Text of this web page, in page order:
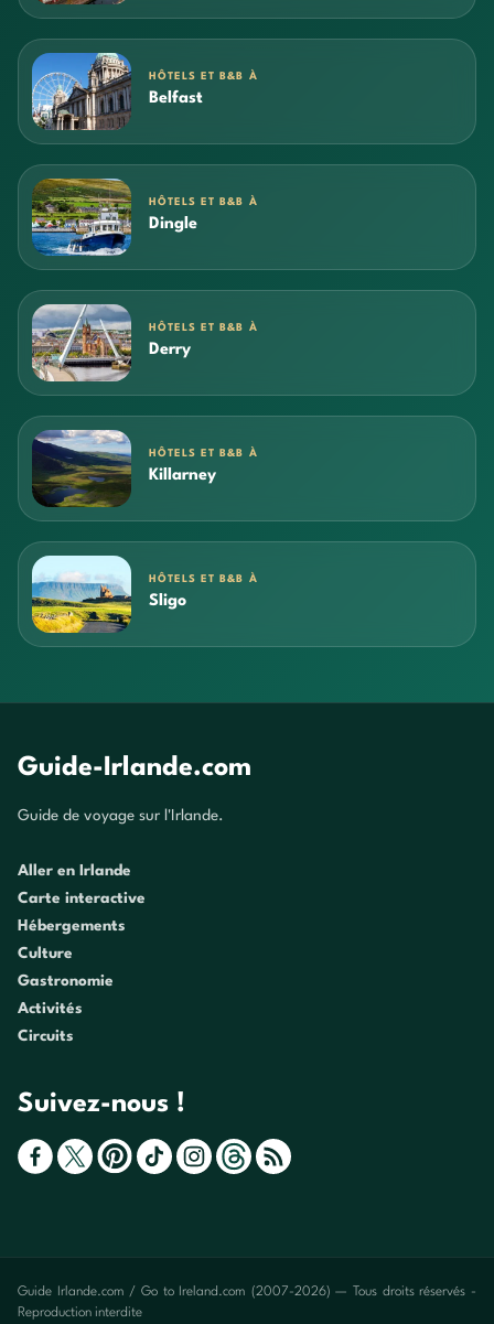
HÔTELS ET B&B À
Belfast
HÔTELS ET B&B À
Dingle
HÔTELS ET B&B À
Derry
HÔTELS ET B&B À
Killarney
HÔTELS ET B&B À
Sligo
Guide-Irlande.com
Guide de voyage sur l'Irlande.
Aller en Irlande
Carte interactive
Hébergements
Culture
Gastronomie
Activités
Circuits
Suivez-nous !
Guide Irlande.com / Go to Ireland.com (2007-2026) — Tous droits réservés -
Reproduction interdite